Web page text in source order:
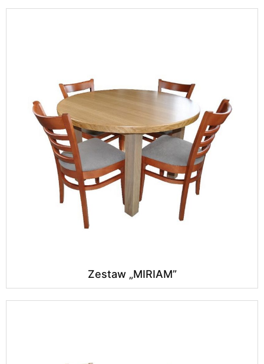
Zestaw „MIRIAM”